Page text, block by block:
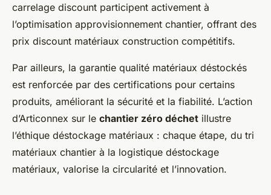
carrelage discount participent activement à
l’optimisation approvisionnement chantier, offrant des
prix discount matériaux construction compétitifs.
Par ailleurs, la garantie qualité matériaux déstockés
est renforcée par des certifications pour certains
produits, améliorant la sécurité et la fiabilité. L’action
d’Articonnex sur le chantier zéro déchet illustre
l’éthique déstockage matériaux : chaque étape, du tri
matériaux chantier à la logistique déstockage
matériaux, valorise la circularité et l’innovation.